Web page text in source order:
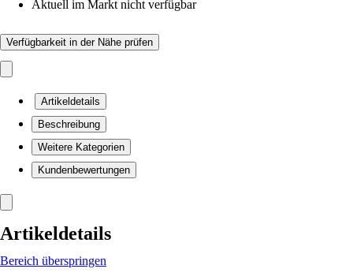
Aktuell im Markt nicht verfügbar
Verfügbarkeit in der Nähe prüfen
Artikeldetails
Beschreibung
Weitere Kategorien
Kundenbewertungen
Artikeldetails
Bereich überspringen